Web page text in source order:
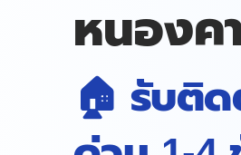
หนองค
🏠 รับติ